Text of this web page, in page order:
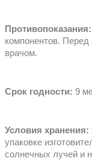
Противопоказания:
компонентов. Перед
врачом.
Срок годности: 9
Условия хранения:
упаковке
солнечных лучей и